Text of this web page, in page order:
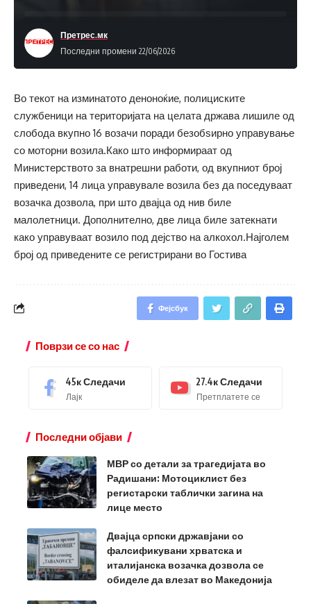
Последни промени 22/06/2026
Претрес.мк
Во текот на изминатото деноноќие, полициските
службеници на територијата на целата држава лишиле од
слобода вкупно 16 возачи поради безобѕирно управување
со моторни возила.Како што информираат од
Министерството за внатрешни работи, од вкупниот број
приведени, 14 лица управувале возила без да поседуваат
возачка дозвола, при што двајца од нив биле
малолетници. Дополнително, две лица биле затекнати
како управуваат возило под дејство на алкохол.Најголем
број од приведените се регистрирани во Гостива
Фејсбук
Поврзи се со нас
45кСледачи
Лајк
27.4кСледачи
Претплатете се
Последни објави
МВР со детали за трагедијата во
Радишани: Мотоциклист без
регистарски таблички загина на
лице место
Двајца српски државјани со
фалсификувани хрватска и
италијанска возачка дозвола се
обиделе да влезат во Македонија